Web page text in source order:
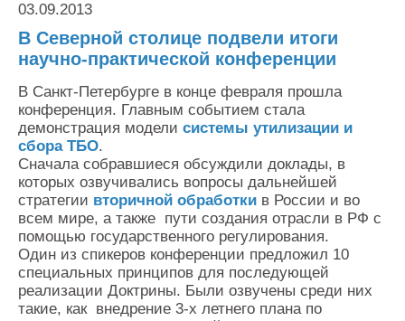
03.09.2013
В Северной столице подвели итоги
научно-практической конференции
В Санкт-Петербурге в конце февраля прошла
конференция. Главным событием стала
демонстрация модели системы утилизации и
сбора ТБО.
Сначала собравшиеся обсуждили доклады, в
которых озвучивались вопросы дальнейшей
стратегии вторичной обработки в России и во
всем мире, а также пути создания отрасли в РФ с
помощью государственного регулирования.
Один из спикеров конференции предложил 10
специальных принципов для последующей
реализации Доктрины. Были озвучены среди них
такие, как внедрение 3-х летнего плана по